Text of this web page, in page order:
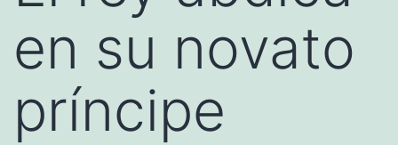
en su novato
príncipe